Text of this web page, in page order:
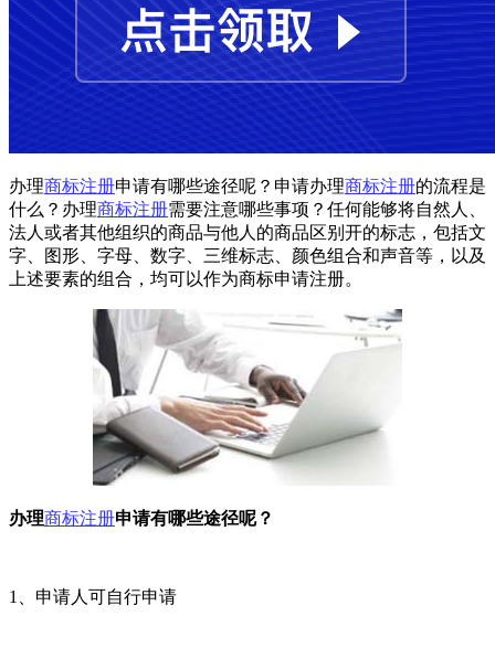
办理商标注册申请有哪些途径呢？申请办理商标注册的流程是
什么？办理商标注册需要注意哪些事项？任何能够将自然人、
法人或者其他组织的商品与他人的商品区别开的标志，包括文
字、图形、字母、数字、三维标志、颜色组合和声音等，以及
上述要素的组合，均可以作为商标申请注册。
办理商标注册申请有哪些途径呢？
1、申请人可自行申请